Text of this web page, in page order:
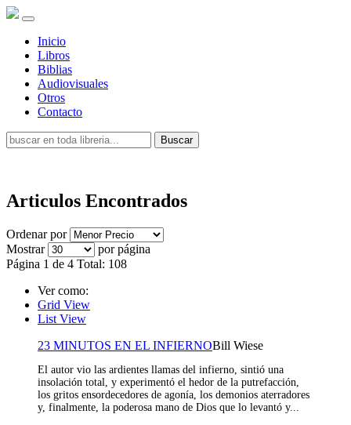
(current)
Inicio
Libros
Biblias
Audiovisuales
Otros
Contacto
Buscar
Articulos Encontrados
Ordenar por
Mostrar
por página
Página 1 de 4 Total: 108
Ver como:
Grid View
List View
23 MINUTOS EN EL INFIERNOBill Wiese
El autor vio las ardientes llamas del infierno, sintió una
insolación total, y experimentó el hedor de la putrefacción,
los gritos ensordecedores de agonía, los demonios aterradores
y, finalmente, la poderosa mano de Dios que lo levantó y...